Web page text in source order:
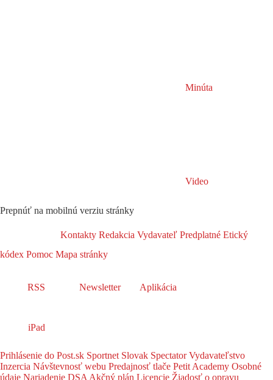
Minúta
Video
Prepnúť na mobilnú verziu stránky
Kontakty Redakcia Vydavateľ Predplatné Etický
kódex Pomoc Mapa stránky
RSS Newsletter Aplikácia
iPad
Prihlásenie do Post.sk Sportnet Slovak SpectatorVydavateľstvo
Inzercia Návštevnosť webu Predajnosť tlače Petit Academy Osobné
údaje Nariadenie DSA Akčný plán Licencie Žiadosť o opravu